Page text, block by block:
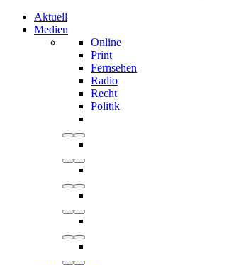
Aktuell
Medien
Online
Print
Fernsehen
Radio
Recht
Politik